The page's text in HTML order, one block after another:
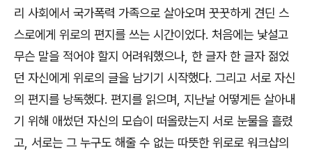
리 사회에서 국가폭력 가족으로 살아오며 꿋꿋하게 견딘 스
스로에게 위로의 편지를 쓰는 시간이었다. 처음에는 낯설고
무슨 말을 적어야 할지 어려워했으나, 한 글자 한 글자 젊었
던 자신에게 위로의 글을 남기기 시작했다. 그리고 서로 자신
의 편지를 낭독했다. 편지를 읽으며, 지난날 어떻게든 살아내
기 위해 애썼던 자신의 모습이 떠올랐는지 서로 눈물을 흘렸
고, 서로는 그 누구도 해줄 수 없는 따뜻한 위로로 워크샵의